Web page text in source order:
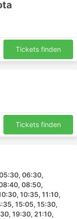
deckt
sind gut
Bahnreisen,
sein.
sehr
zusätzliches
Vergleich mit
da ist
Günstigere
langsamer
sind aber
Sie ans Ziel. Auf
oder Toiletten
manchmal
Tickets finden
Tickets finden
06:30,
08:50,
10:35, 11:10,
15:05, 15:30,
19:30, 21:10,